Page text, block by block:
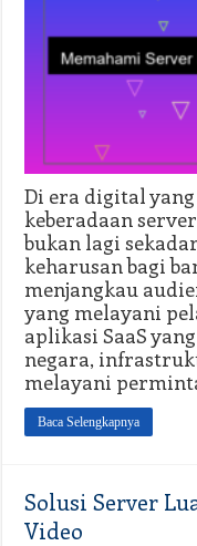
Di era digital
keberadaan
bukan lagi
keharusan bagi
menjangkau
yang melayani
aplikasi SaaS
negara,
melayani
Baca Selengkapnya
Solusi Server
Video